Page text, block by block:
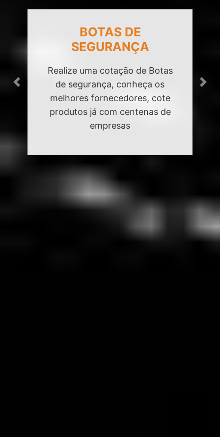
BOTAS DE
SEGURANÇA
Realize uma cotação de Botas
de segurança, conheça os
melhores fornecedores, cote
produtos já com centenas de
empresas
Previous Next